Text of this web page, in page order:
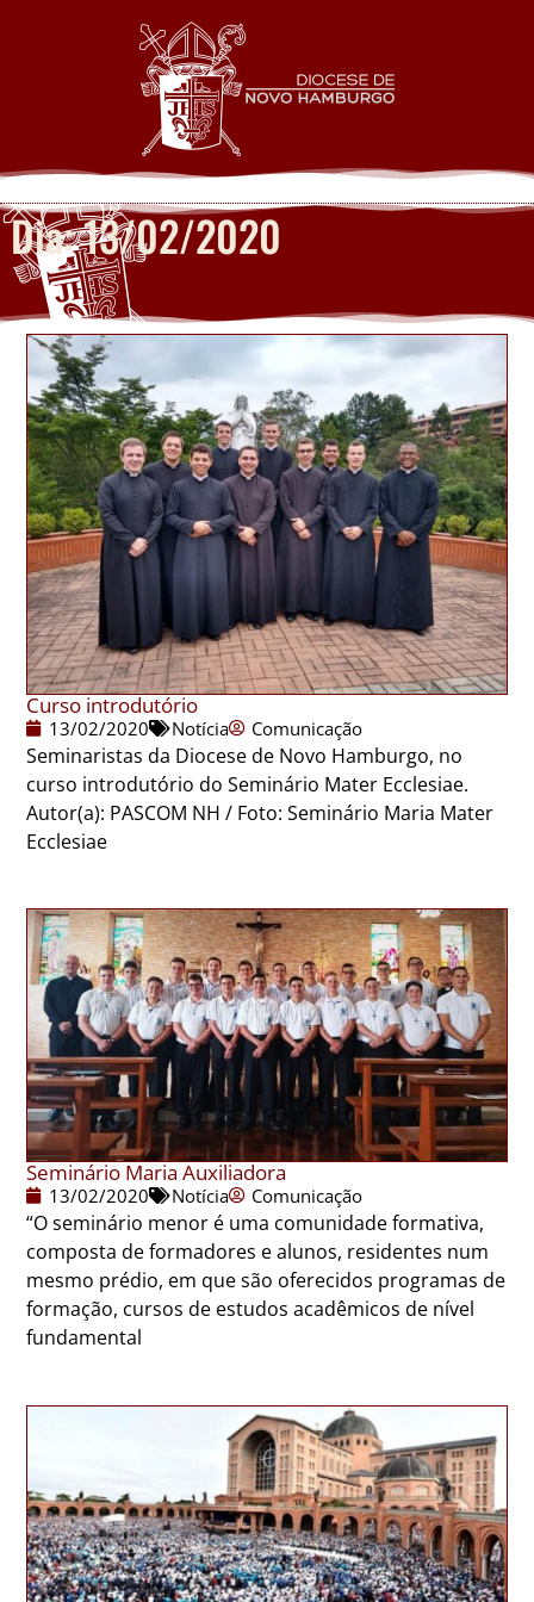
Dia: 13/02/2020
Curso introdutório
13/02/2020 Notícia Comunicação
Seminaristas da Diocese de Novo Hamburgo, no
curso introdutório do Seminário Mater Ecclesiae.
Autor(a): PASCOM NH / Foto: Seminário Maria Mater
Ecclesiae
Seminário Maria Auxiliadora
13/02/2020 Notícia Comunicação
“O seminário menor é uma comunidade formativa,
composta de formadores e alunos, residentes num
mesmo prédio, em que são oferecidos programas de
formação, cursos de estudos acadêmicos de nível
fundamental